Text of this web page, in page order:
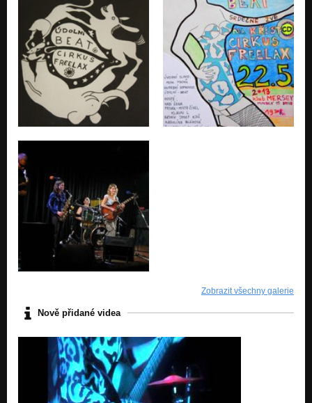
Zobrazit všechny galerie
Nově přidané videa